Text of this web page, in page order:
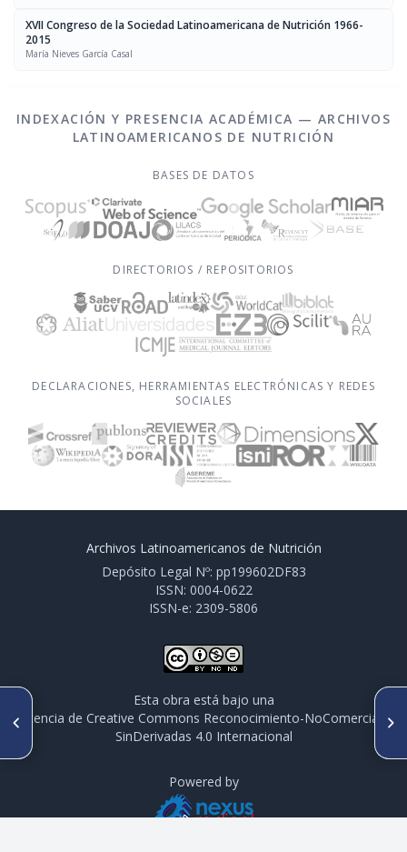
XVII Congreso de la Sociedad Latinoamericana de Nutrición 1966-
2015
María Nieves García Casal
ARTÍCULO ANTERIOR
Monitoreo de las metas
regionales y nacionales:
SIGUIENTE ARTÍCULO
Balance alimentario y
patrones de consumo
INDEXACIÓN Y PRESENCIA ACADÉMICA — ARCHIVOS
LATINOAMERICANOS DE NUTRICIÓN
BASES DE DATOS
DIRECTORIOS / REPOSITORIOS
DECLARACIONES, HERRAMIENTAS ELECTRÓNICAS Y REDES
SOCIALES
Archivos Latinoamericanos de Nutrición
Depósito Legal Nº: pp199602DF83
ISSN: 0004-0622
ISSN-e: 2309-5806
Esta obra está bajo una
licencia de Creative Commons Reconocimiento-NoComercial-
SinDerivadas 4.0 Internacional
Powered by